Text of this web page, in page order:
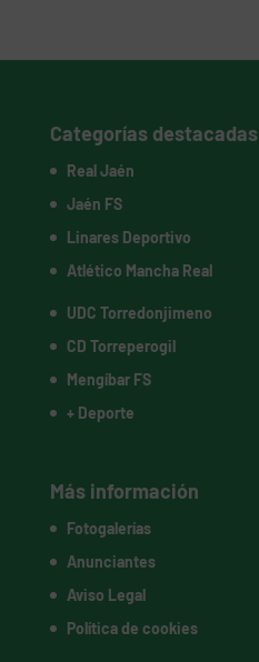
Categorías destacadas
Real Jaén
Jaén FS
Linares Deportivo
Atlético Mancha Real
UDC Torredonjimeno
CD Torreperogil
Mengíbar FS
+ Deporte
Más información
Fotogalerías
Anunciantes
Aviso Legal
Política de cookies